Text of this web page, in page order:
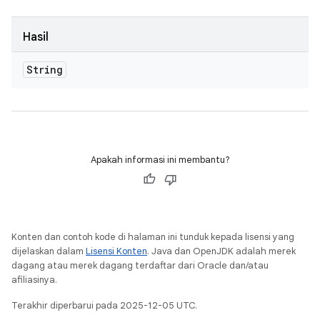
Hasil
String
Apakah informasi ini membantu?
Konten dan contoh kode di halaman ini tunduk kepada lisensi yang
dijelaskan dalam Lisensi Konten. Java dan OpenJDK adalah merek
dagang atau merek dagang terdaftar dari Oracle dan/atau
afiliasinya.
Terakhir diperbarui pada 2025-12-05 UTC.